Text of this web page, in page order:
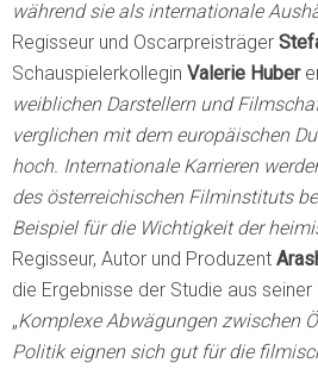
während sie als internationale
Regisseur und Oscarpreisträger
Schauspielerkollegin Valerie Huber
weiblichen Darstellern und
verglichen mit dem europäischen
hoch. Internationale Karrieren
des österreichischen Filminstituts
Beispiel für die Wichtigkeit der
Regisseur, Autor und Produzent
die Ergebnisse der Studie aus
„Komplexe Abwägungen zwischen
Politik eignen sich gut für die